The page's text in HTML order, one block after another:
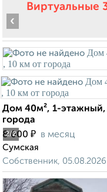
Виртуальные
2/2
‹
Дом 40м², 1-этажный,
города
8 000 ₽ в месяц
Сумская
Собственник, 05.08.2026